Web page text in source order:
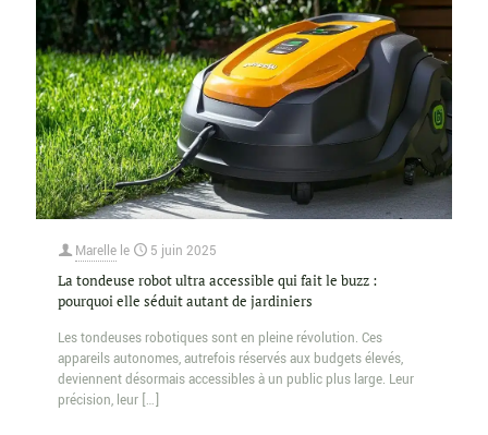
Marelle le 5 juin 2025
La tondeuse robot ultra accessible qui fait le buzz :
pourquoi elle séduit autant de jardiniers
Les tondeuses robotiques sont en pleine révolution. Ces
appareils autonomes, autrefois réservés aux budgets élevés,
deviennent désormais accessibles à un public plus large. Leur
précision, leur […]